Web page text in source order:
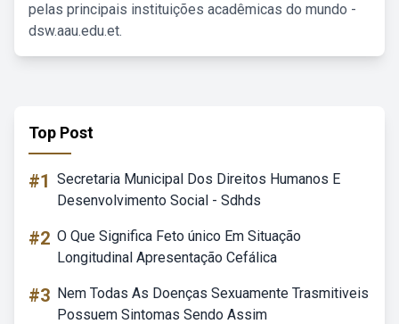
pelas principais instituições acadêmicas do mundo -
dsw.aau.edu.et.
Top Post
#1 Secretaria Municipal Dos Direitos Humanos E
Desenvolvimento Social - Sdhds
#2 O Que Significa Feto único Em Situação
Longitudinal Apresentação Cefálica
#3 Nem Todas As Doenças Sexuamente Trasmitiveis
Possuem Sintomas Sendo Assim